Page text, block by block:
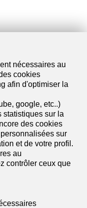
nécessaires au
cookies
afin d'optimiser la
google, etc..)
statistiques sur la
des cookies
sur
et de votre profil.
au
contrôler ceux que